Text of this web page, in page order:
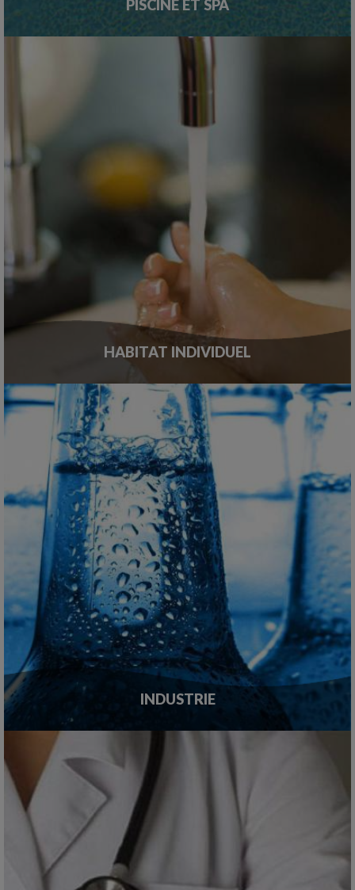
PISCINE ET SPA
HABITAT INDIVIDUEL
INDUSTRIE